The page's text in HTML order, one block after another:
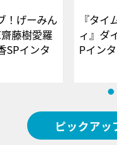
！げーみん
藤樹愛羅
SPインタ
『タ
ィ』ダ
Pイ
ピックアッ